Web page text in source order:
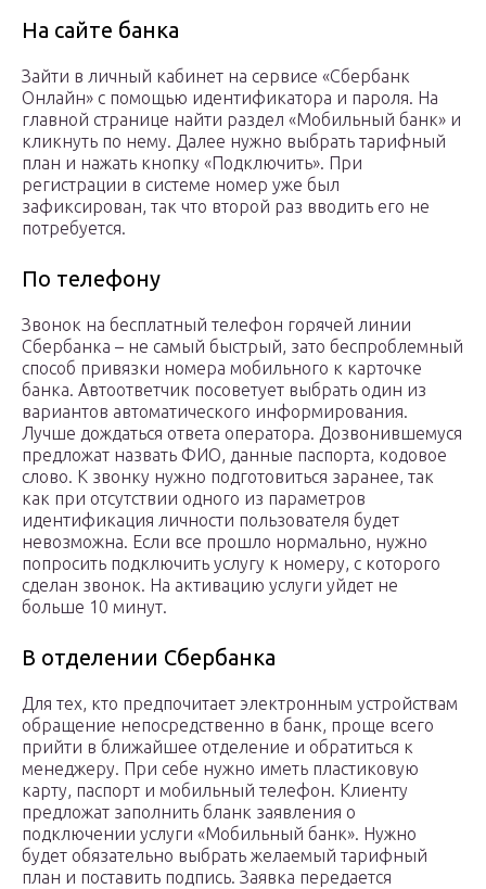
На сайте банка
Зайти в личный кабинет на сервисе «Сбербанк
Онлайн» с помощью идентификатора и пароля. На
главной странице найти раздел «Мобильный банк» и
кликнуть по нему. Далее нужно выбрать тарифный
план и нажать кнопку «Подключить». При
регистрации в системе номер уже был
зафиксирован, так что второй раз вводить его не
потребуется.
По телефону
Звонок на бесплатный телефон горячей линии
Сбербанка – не самый быстрый, зато беспроблемный
способ привязки номера мобильного к карточке
банка. Автоответчик посоветует выбрать один из
вариантов автоматического информирования.
Лучше дождаться ответа оператора. Дозвонившемуся
предложат назвать ФИО, данные паспорта, кодовое
слово. К звонку нужно подготовиться заранее, так
как при отсутствии одного из параметров
идентификация личности пользователя будет
невозможна. Если все прошло нормально, нужно
попросить подключить услугу к номеру, с которого
сделан звонок. На активацию услуги уйдет не
больше 10 минут.
В отделении Сбербанка
Для тех, кто предпочитает электронным устройствам
обращение непосредственно в банк, проще всего
прийти в ближайшее отделение и обратиться к
менеджеру. При себе нужно иметь пластиковую
карту, паспорт и мобильный телефон. Клиенту
предложат заполнить бланк заявления о
подключении услуги «Мобильный банк». Нужно
будет обязательно выбрать желаемый тарифный
план и поставить подпись. Заявка передается